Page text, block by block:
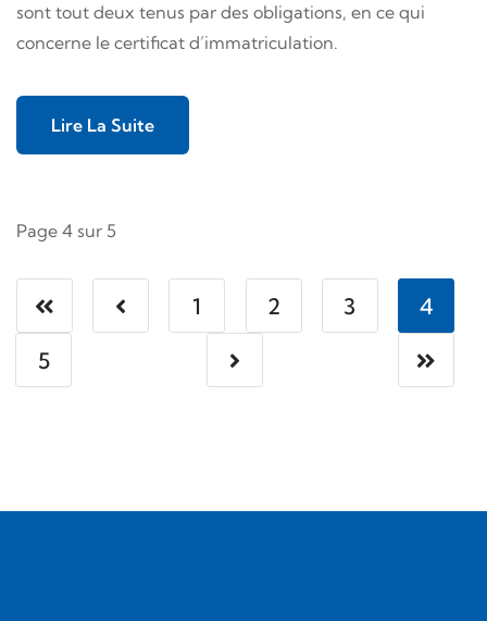
sont tout deux tenus par des obligations, en ce qui
concerne le certificat d’immatriculation.
Lire La Suite
Page 4 sur 5
1 2 3
4
5